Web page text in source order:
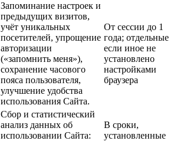
Запоминание настроек и
предыдущих визитов,
учёт уникальных
посетителей, упрощение
авторизации
(«запомнить меня»),
сохранение часового
пояса пользователя,
улучшение удобства
использования Сайта.
От сессии до 1
года; отдельные
если иное не
установлено
настройками
браузера
Сбор и статистический
анализ данных об
использовании Сайта:
В сроки,
установленные